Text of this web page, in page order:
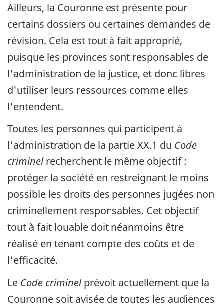
Ailleurs, la Couronne est présente pour
certains dossiers ou certaines demandes de
révision. Cela est tout à fait approprié,
puisque les provinces sont responsables de
l'administration de la justice, et donc libres
d'utiliser leurs ressources comme elles
l'entendent.
Toutes les personnes qui participent à
l'administration de la partie XX.1 du Code
criminelrecherchent le même objectif :
protéger la société en restreignant le moins
possible les droits des personnes jugées non
criminellement responsables. Cet objectif
tout à fait louable doit néanmoins être
réalisé en tenant compte des coûts et de
l'efficacité.
Le Code criminelprévoit actuellement que la
Couronne soit avisée de toutes les audiences